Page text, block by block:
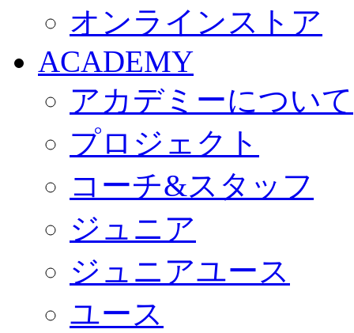
オンラインストア
ACADEMY
アカデミーについて
プロジェクト
コーチ&スタッフ
ジュニア
ジュニアユース
ユース